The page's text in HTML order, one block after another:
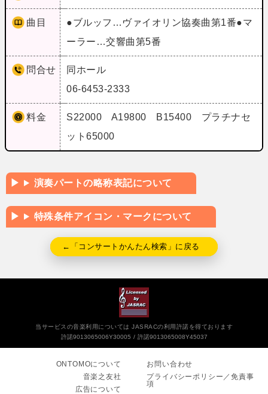
曲目
●ブルッフ…ヴァイオリン協奏曲第1番●マ
ーラー…交響曲第5番
問合せ
同ホール
06-6453-2333
料金
S22000 A19800 B15400 プラチナセ
ット65000
演奏パートの略称表記について
特殊条件アイコン・マークについて
←「コンサートかんたん検索」に戻る
当サービスの音楽利用については JASRACの利用許諾を得ております
許諾9013065006Y30005
許諾9013065008Y45037
ONTOMOについて
音楽之友社
広告について
お問い合わせ
プライバシーポリシー／免責事
項